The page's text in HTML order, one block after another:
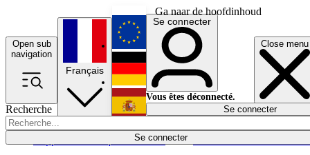
Ga naar de hoofdinhoud
Open sub
navigation
Close menu
Recherche
Se connecter
Économie
Français
English
Deutsch
Español
Se connecter
Vous êtes déconnecté.
Se connecter